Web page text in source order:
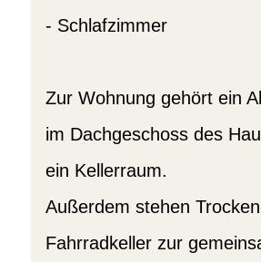
- Schlafzimmer
Zur Wohnung gehört ein
im Dachgeschoss des
ein Kellerraum.
Außerdem stehen
Fahrradkeller zur